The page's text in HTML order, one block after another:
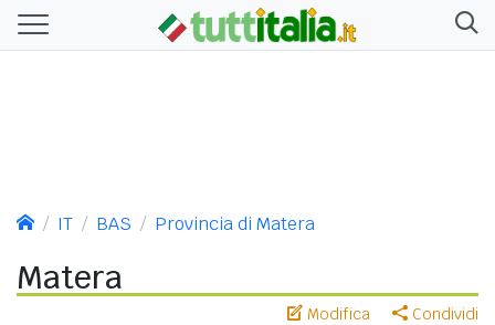
IT BAS Provincia di Matera
Matera
Modifica Condividi